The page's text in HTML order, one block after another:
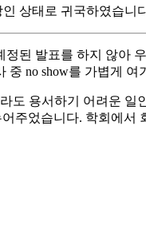
상태로 귀국하였습니
된 발표를 하지 않아
중 no show를 가볍게
도 용서하기 어려운 일
어주었습니다. 학회에